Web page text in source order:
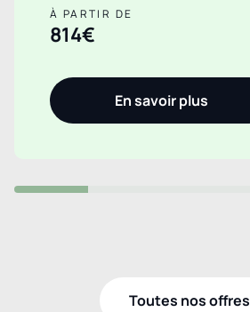
À PARTIR DE
814€
En savoir plus
Toutes nos offres